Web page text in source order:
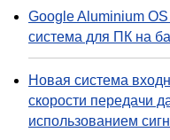
Google Aluminium
система для ПК на
Новая система
скорости передачи
использованием